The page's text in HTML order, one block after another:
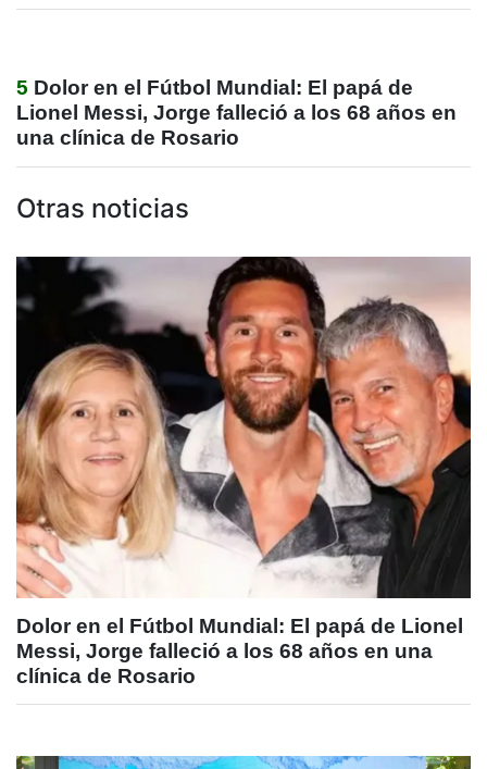
5 Dolor en el Fútbol Mundial: El papá de
Lionel Messi, Jorge falleció a los 68 años en
una clínica de Rosario
Otras noticias
Dolor en el Fútbol Mundial: El papá de Lionel
Messi, Jorge falleció a los 68 años en una
clínica de Rosario